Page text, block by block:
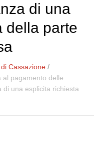
di una
della parte
Cassazione /
al pagamento delle
di una esplicita richiesta